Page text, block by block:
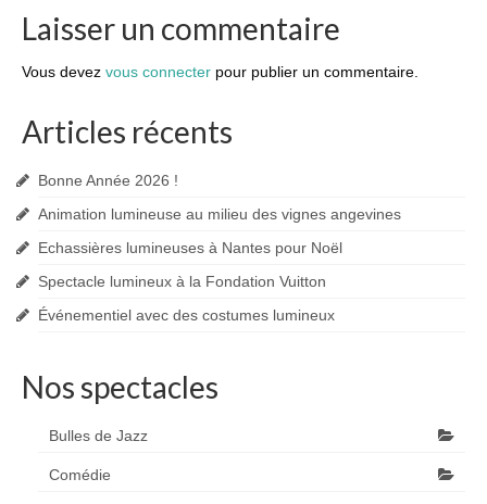
Laisser un commentaire
Vous devez vous connecter pour publier un commentaire.
Articles récents
Bonne Année 2026 !
Animation lumineuse au milieu des vignes angevines
Echassières lumineuses à Nantes pour Noël
Spectacle lumineux à la Fondation Vuitton
Événementiel avec des costumes lumineux
Nos spectacles
Bulles de Jazz
Comédie